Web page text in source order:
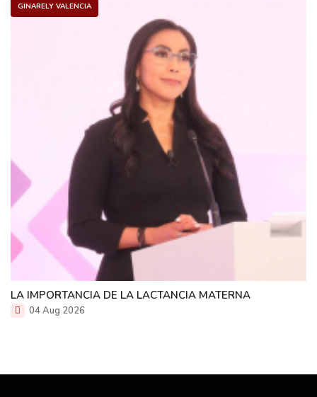
GINARELY VALENCIA
LA IMPORTANCIA DE LA LACTANCIA MATERNA
04 Aug 2026